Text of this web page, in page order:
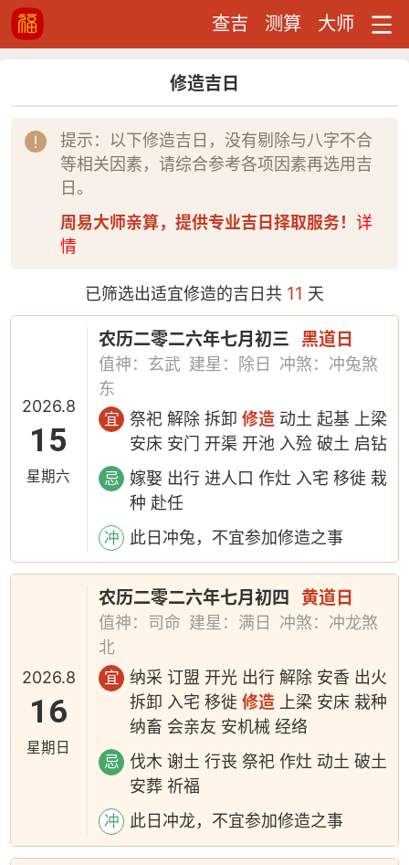
查吉 测算 大师
修造吉日
提示：以下修造吉日，没有剔除与八字不合
等相关因素，请综合参考各项因素再选用吉
日。
周易大师亲算，提供专业吉日择取服务！ 详
情
已筛选出适宜修造的吉日共 11 天
2026.8
15
星期六
农历二零二六年七月初三 黑道日
值神：玄武 建星：除日
冲煞：冲兔煞
东
宜 祭祀 解除 拆卸修造 动土 起基 上梁
安床 安门 开渠 开池 入殓 破土 启钻
忌
嫁娶 出行 进人口 作灶 入宅 移徙 栽
种 赴任
冲 此日冲兔，不宜参加修造之事
2026.8
16
星期日
农历二零二六年七月初四 黄道日
值神：司命 建星：满日
冲煞：冲龙煞
北
宜
纳采 订盟 开光 出行 解除 安香 出火
拆卸 入宅 移徙修造 上梁 安床 栽种
纳畜 会亲友 安机械 经络
忌
伐木 谢土 行丧 祭祀 作灶 动土 破土
安葬 祈福
冲 此日冲龙，不宜参加修造之事